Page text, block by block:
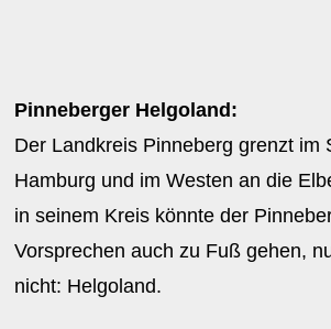
Pinneberger Helgoland:
Der Landkreis Pinneberg grenzt im
Hamburg und im Westen an die
in seinem Kreis könnte der
Vorsprechen auch zu Fuß gehen,
nicht: Helgoland.